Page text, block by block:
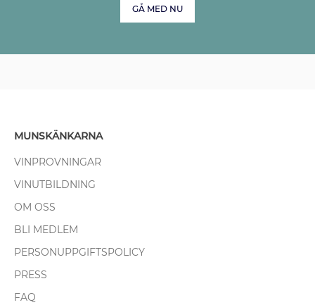
GÅ MED NU
MUNSKÄNKARNA
VINPROVNINGAR
VINUTBILDNING
OM OSS
BLI MEDLEM
PERSONUPPGIFTSPOLICY
PRESS
FAQ